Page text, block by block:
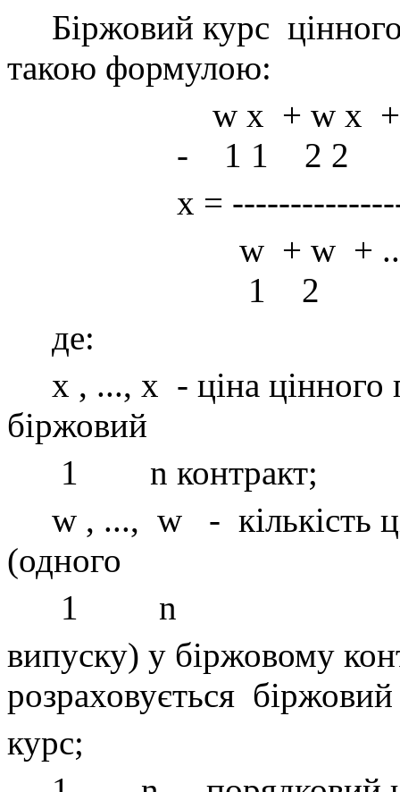
Біржовий курс
такою формулою:
w x + w x
-
1 1 2 2
x =
w + w +
1
2
де:
x , ..., x - ціна
біржовий
1
n контракт;
w , ..., w - кількість
(одного
1
n
випуску) у біржовому
розраховується біржовий
курс;